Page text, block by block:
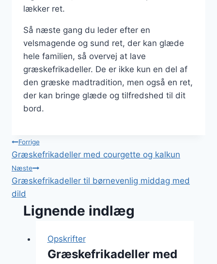
lækker ret.
Så næste gang du leder efter en
velsmagende og sund ret, der kan glæde
hele familien, så overvej at lave
græskefrikadeller. De er ikke kun en del af
den græske madtradition, men også en ret,
der kan bringe glæde og tilfredshed til dit
bord.
Indlægsnavigation
Forrige
Græskefrikadeller med courgette og kalkun
Næste
Græskefrikadeller til børnevenlig middag med
dild
Lignende indlæg
Opskrifter
Græskefrikadeller med